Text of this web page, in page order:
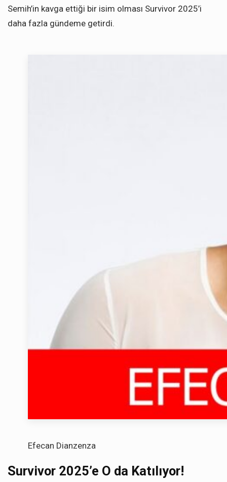
Semih’in kavga ettiği bir isim olması Survivor 2025’i
daha fazla gündeme getirdi.
Efecan Dianzenza
Survivor 2025’e O da Katılıyor!